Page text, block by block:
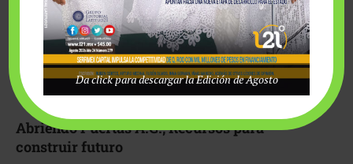
Abriendo Puertas A.C., Recursos para
construir futuro
Da click para descargar la Edición de Agosto